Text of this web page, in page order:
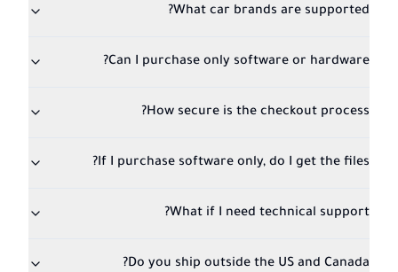
What car brands are supported?
Can I purchase only software or hardware?
How secure is the checkout process?
If I purchase software only, do I get the files?
What if I need technical support?
Do you ship outside the US and Canada?